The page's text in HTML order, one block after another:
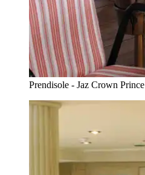
Prendisole - Jaz Crown Prince